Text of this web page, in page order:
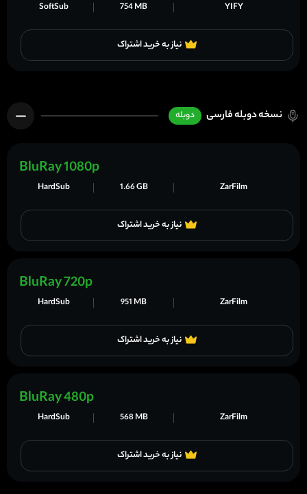
نیاز به خرید اشتراک
YIFY
754 MB
SoftSub
نسخه دوبله فارسی دوبله
نیاز به خرید اشتراک
ZarFilm
1.66 GB
HardSub
BluRay 1080p
نیاز به خرید اشتراک
ZarFilm
951 MB
HardSub
BluRay 720p
نیاز به خرید اشتراک
ZarFilm
568 MB
HardSub
BluRay 480p